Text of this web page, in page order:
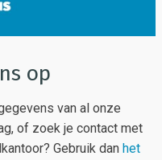
op
van al onze
of zoek je contact met
Gebruik dan het